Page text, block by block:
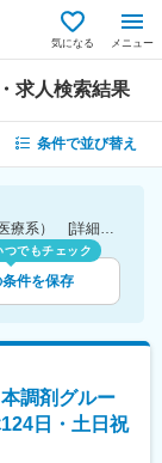
気になる メニュー
求人検索結果
条件で並び替え
[職種]工場長（医療）-生産・製造・プロセス開発（医療系） [詳細条件](休日・働き方)残業20時間未満
つでもチェック
条件を保存
調剤グルー
日・土日祝